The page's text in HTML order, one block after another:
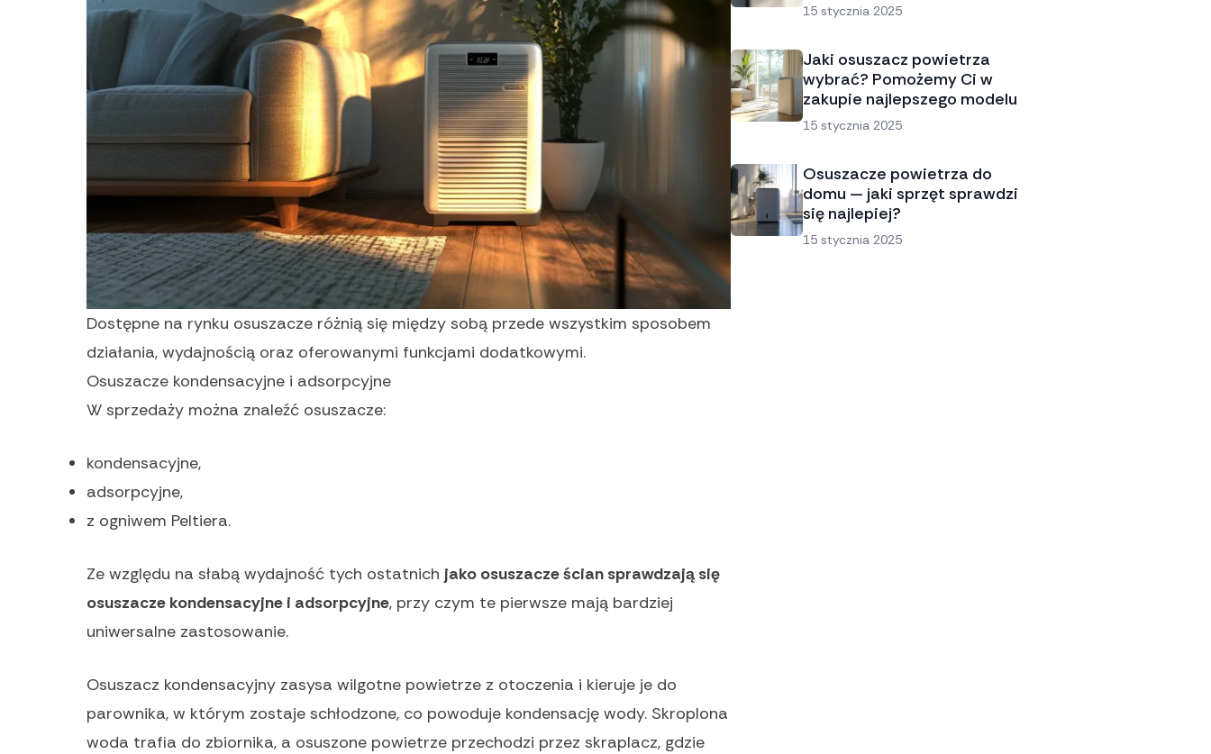
Dostępne na rynku osuszacze różnią się między sobą przede wszystkim sposobem
działania, wydajnością oraz oferowanymi funkcjami dodatkowymi.
Osuszacze kondensacyjne i adsorpcyjne
W sprzedaży można znaleźć osuszacze:
kondensacyjne,
adsorpcyjne,
z ogniwem Peltiera.
Ze względu na słabą wydajność tych ostatnich jako osuszacze ścian sprawdzają się
osuszacze kondensacyjne i adsorpcyjne, przy czym te pierwsze mają bardziej
uniwersalne zastosowanie.
Osuszacz kondensacyjny zasysa wilgotne powietrze z otoczenia i kieruje je do
parownika, w którym zostaje schłodzone, co powoduje kondensację wody. Skroplona
woda trafia do zbiornika, a osuszone powietrze przechodzi przez skraplacz, gdzie
15 stycznia 2025
Jaki osuszacz powietrza
wybrać? Pomożemy Ci w
zakupie najlepszego modelu
15 stycznia 2025
Osuszacze powietrza do
domu — jaki sprzęt sprawdzi
się najlepiej?
15 stycznia 2025